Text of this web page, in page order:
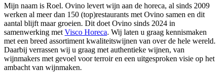
Mijn naam is Roel. Ovino levert wijn aan de horeca, al sinds 2009
werken al meer dan 150 (top)restaurants met Ovino samen en dit
aantal blijft maar groeien. Dit doet Ovino sinds 2024 in
samenwerking met Visco Horeca. Wij laten u graag kennismaken
met een breed assortiment kwaliteitswijnen van over de hele wereld.
Daarbij verrassen wij u graag met authentieke wijnen, van
wijnmakers met gevoel voor terroir en een uitgesproken visie op het
ambacht van wijnmaken.